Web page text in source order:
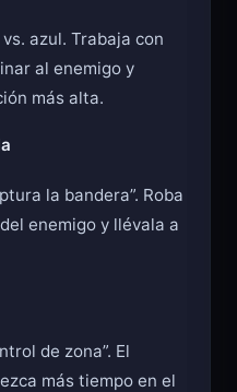
azul. Trabaja con
al enemigo y
más alta.
la bandera”. Roba
enemigo y llévala a
de zona”. El
más tiempo en el